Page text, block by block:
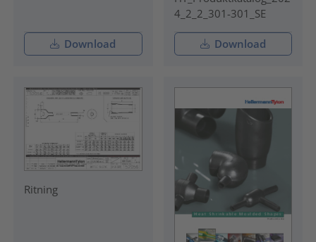
Download
4_2_2_301-301_SE
Download
Ritning